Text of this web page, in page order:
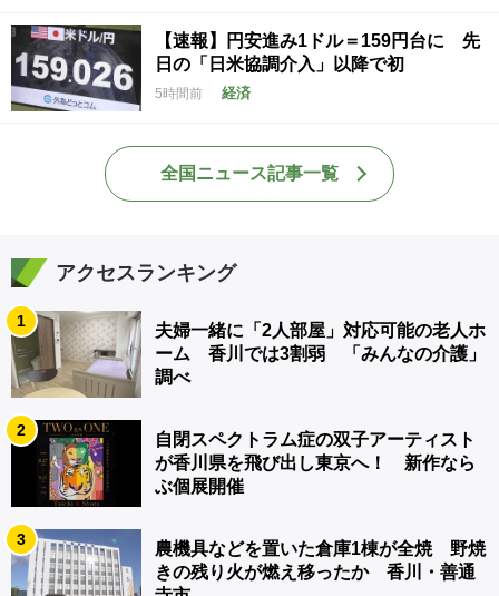
【速報】円安進み1ドル＝159円台に 先
日の「日米協調介入」以降で初
5時間前 経済
全国ニュース記事一覧
アクセスランキング
1
夫婦一緒に「2人部屋」対応可能の老人ホ
ーム 香川では3割弱 「みんなの介護」
調べ
2
自閉スペクトラム症の双子アーティスト
が香川県を飛び出し東京へ！ 新作なら
ぶ個展開催
3
農機具などを置いた倉庫1棟が全焼 野焼
きの残り火が燃え移ったか 香川・善通